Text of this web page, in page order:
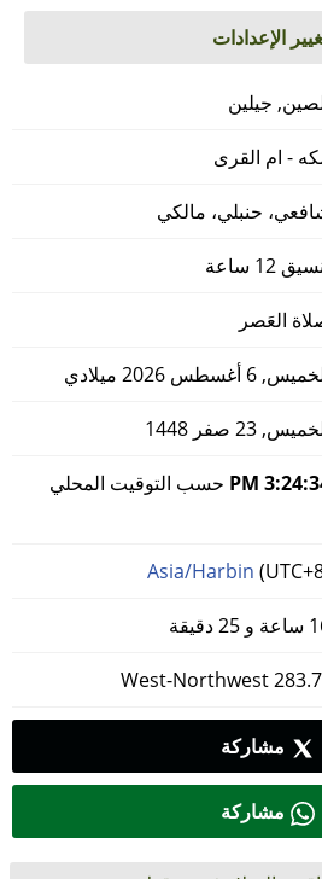
الإعدادات
جيلين
- ام القرى
حنبلي، مالكي
12 ساعة
العَصر
6 أغسطس 2026 ميلادي
23 صفر 1448
3:24:35
حسب التوقيت المحلي
Asia/Harbin
مشاركة
مشاركة